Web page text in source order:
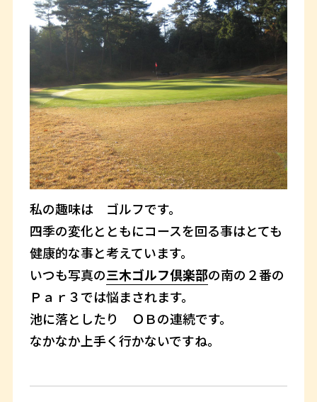
私の趣味は ゴルフです。
四季の変化とともにコースを回る事はとても
健康的な事と考えています。
いつも写真の三木ゴルフ倶楽部の南の２番の
Ｐａｒ３では悩まされます。
池に落としたり ＯＢの連続です。
なかなか上手く行かないですね。